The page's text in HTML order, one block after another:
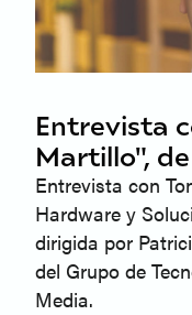
Entrevista
Martillo",
Entrevista con
Hardware y
dirigida por
del Grupo de
Media.